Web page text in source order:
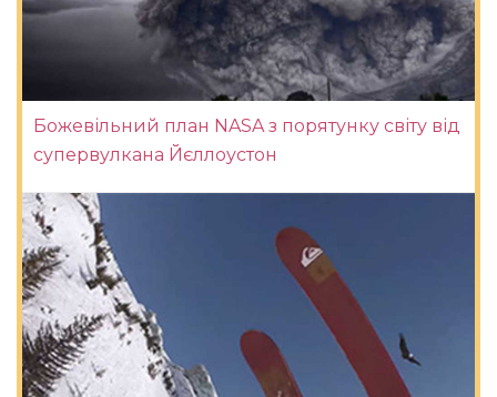
Божевільний план NASA з порятунку світу від
супервулкана Йєллоустон